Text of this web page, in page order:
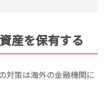
産を保有する
対策は海外の金融機関に